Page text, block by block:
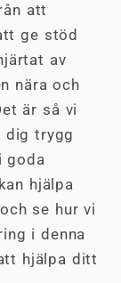
att
ge stöd
av
nära och
är så vi
dig trygg
goda
hjälpa
se hur vi
i denna
hjälpa ditt